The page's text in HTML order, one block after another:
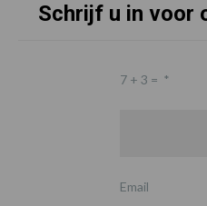
Schrijf u in voor
7 + 3 = *
Email